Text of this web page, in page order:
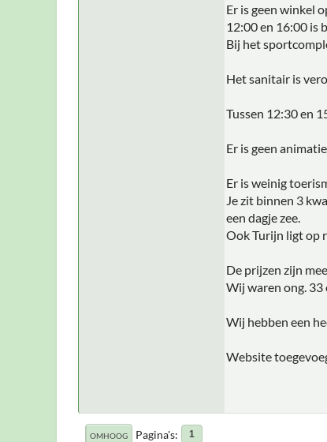
Er is geen winkel
12:00 en 16:00 is
Bij het
Het sanitair is
Tussen 12:30 en
Er is geen
Er is weinig
Je zit binnen 3
een dagje zee.
Ook Turijn ligt op
De prijzen zijn
Wij waren ong.
Wij hebben een
Website
OMHOOG Pagina's 1